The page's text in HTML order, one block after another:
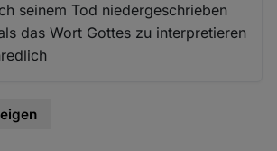
seinem Tod niedergeschrieben
das Wort Gottes zu interpretieren